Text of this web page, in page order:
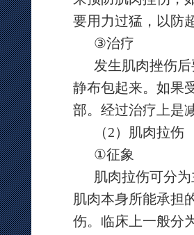
要用力过猛，以防
③治疗
发生肌肉挫伤
静布包起来。如果
部。经过治疗上是
（2）肌肉拉伤
①征象
肌肉拉伤可分
肌肉本身所能承担
伤。临床上一般分